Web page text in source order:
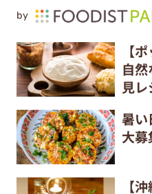
by
【
自
見レ
暑い
大募
【